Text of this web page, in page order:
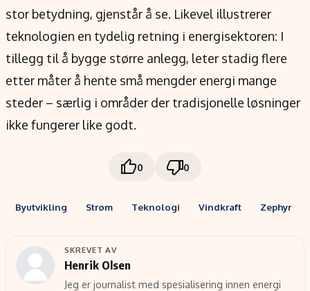
stor betydning, gjenstår å se. Likevel illustrerer
teknologien en tydelig retning i energisektoren: I
tillegg til å bygge større anlegg, leter stadig flere
etter måter å hente små mengder energi mange
steder – særlig i områder der tradisjonelle løsninger
ikke fungerer like godt.
0 0
Byutvikling Strøm Teknologi Vindkraft Zephyr
SKREVET AV
Henrik Olsen
Jeg er journalist med spesialisering innen energi